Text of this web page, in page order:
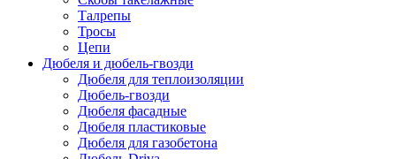
Талрепы
Тросы
Цепи
Дюбеля и дюбель-гвозди
Дюбеля для теплоизоляции
Дюбель-гвозди
Дюбеля фасадные
Дюбеля пластиковые
Дюбеля для газобетона